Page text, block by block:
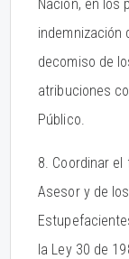
Nación, en los
indemnización
decomiso de
atribuciones
Público.
8. Coordinar
Asesor y de
la Ley 30 de